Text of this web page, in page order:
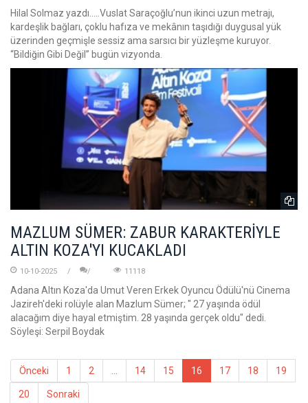
Hilal Solmaz yazdı.....Vuslat Saraçoğlu’nun ikinci uzun metrajı,
kardeşlik bağları, çoklu hafıza ve mekânın taşıdığı duygusal yük
üzerinden geçmişle sessiz ama sarsıcı bir yüzleşme kuruyor.
“Bildiğin Gibi Değil” bugün vizyonda.
MAZLUM SÜMER: ZABUR KARAKTERİYLE
ALTIN KOZA'YI KUCAKLADI
10-10-2025 11118
Adana Altın Koza'da Umut Veren Erkek Oyuncu Ödülü'nü Cinema
Jazireh'deki rolüyle alan Mazlum Sümer; " 27 yaşında ödül
alacağım diye hayal etmiştim. 28 yaşında gerçek oldu" dedi.
Söyleşi: Serpil Boydak
Önceki 1 2 14 15 16 17 18 19
20 Sonraki